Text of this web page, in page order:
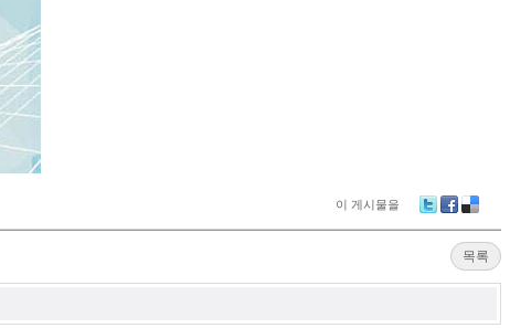
이 게시물을
bo
lici
ou
s
목록